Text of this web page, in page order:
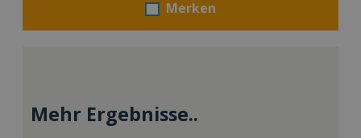
Merken
Mehr Ergebnisse..